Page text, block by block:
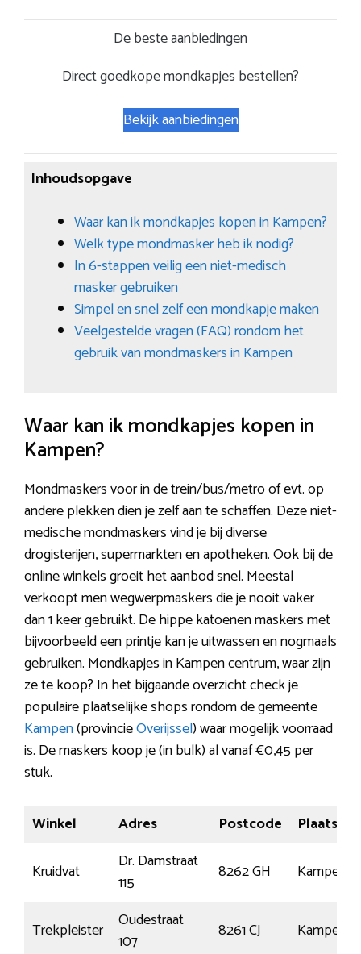
De beste aanbiedingen
Direct goedkope mondkapjes bestellen?
Bekijk aanbiedingen
Inhoudsopgave
Waar kan ik mondkapjes kopen in Kampen?
Welk type mondmasker heb ik nodig?
In 6-stappen veilig een niet-medisch
masker gebruiken
Simpel en snel zelf een mondkapje maken
Veelgestelde vragen (FAQ) rondom het
gebruik van mondmaskers in Kampen
Waar kan ik mondkapjes kopen in
Kampen?
Mondmaskers voor in de trein/bus/metro of evt. op
andere plekken dien je zelf aan te schaffen. Deze niet-
medische mondmaskers vind je bij diverse
drogisterijen, supermarkten en apotheken. Ook bij de
online winkels groeit het aanbod snel. Meestal
verkoopt men wegwerpmaskers die je nooit vaker
dan 1 keer gebruikt. De hippe katoenen maskers met
bijvoorbeeld een printje kan je uitwassen en nogmaals
gebruiken. Mondkapjes in Kampen centrum, waar zijn
ze te koop? In het bijgaande overzicht check je
populaire plaatselijke shops rondom de gemeente
Kampen(provincieOverijssel) waar mogelijk voorraad
is. De maskers koop je (in bulk) al vanaf €0,45 per
stuk.
Winkel Adres Postcode
Plaats
Kruidvat
Dr. Damstraat
115
8262 GH Kampen
Trekpleister
Oudestraat
107
8261 CJ Kampen